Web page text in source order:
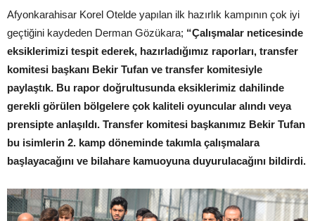
Afyonkarahisar Korel Otelde yapılan ilk hazırlık kampının çok iyi
geçtiğini kaydeden Derman Gözükara; “Çalışmalar neticesinde
eksiklerimizi tespit ederek, hazırladığımız raporları, transfer
komitesi başkanı Bekir Tufan ve transfer komitesiyle
paylaştık. Bu rapor doğrultusunda eksiklerimiz dahilinde
gerekli görülen bölgelere çok kaliteli oyuncular alındı veya
prensipte anlaşıldı. Transfer komitesi başkanımız Bekir Tufan
bu isimlerin 2. kamp döneminde takımla çalışmalara
başlayacağını ve bilahare kamuoyuna duyurulacağını bildirdi.